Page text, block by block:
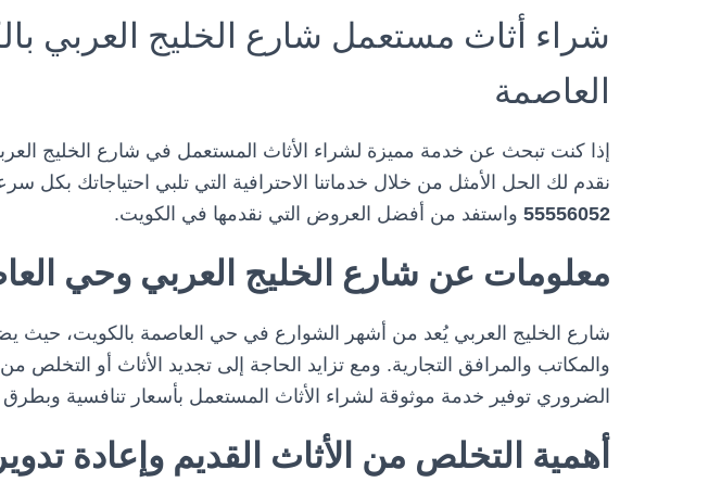
شراء أثاث مستعمل شارع الخليج العربي
العاصمة
إذا كنت تبحث عن خدمة مميزة لشراء الأثاث المستعمل في شارع الخليج
نقدم لك الحل الأمثل من خلال خدماتنا الاحترافية التي تلبي احتياجاتك بكل
55556052 واستفد من أفضل العروض التي نقدمها في الكويت.
معلومات عن شارع الخليج العربي وحي
شارع الخليج العربي يُعد من أشهر الشوارع في حي العاصمة بالكويت، حيث
والمكاتب والمرافق التجارية. ومع تزايد الحاجة إلى تجديد الأثاث أو التخلص
الضروري توفير خدمة موثوقة لشراء الأثاث المستعمل بأسعار تنافسية
أهمية التخلص من الأثاث القديم وإعادة